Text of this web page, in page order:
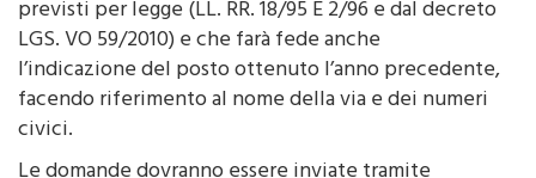
indicato dal Comune e non conformi ai requisiti
previsti per legge (LL. RR. 18/95 E 2/96 e dal decreto
LGS. VO 59/2010) e che farà fede anche
l’indicazione del posto ottenuto l’anno precedente,
facendo riferimento al nome della via e dei numeri
civici.